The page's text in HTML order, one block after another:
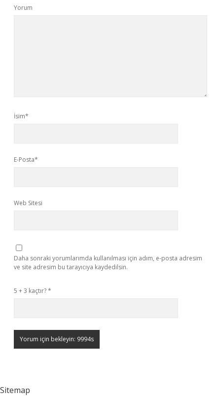
Yorum
İsim*
E-Posta*
Web Sitesi
Daha sonraki yorumlarımda kullanılması için adım, e-posta adresim
ve site adresim bu tarayıcıya kaydedilsin.
5 + 3 kaçtır?*
Sitemap